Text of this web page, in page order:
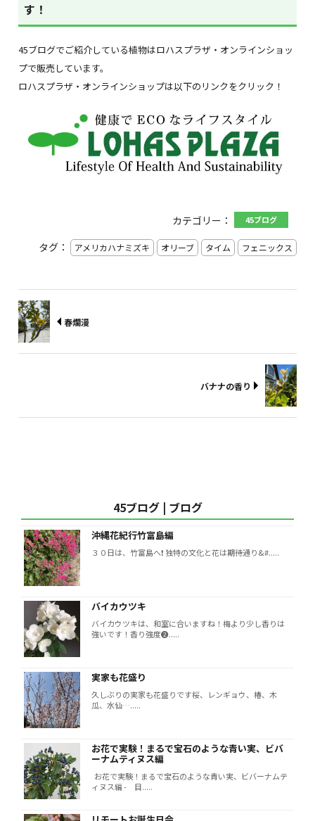
す！
45ブログでご紹介している植物はロハスプラザ・オンラインショッ
プで販売しています。
ロハスプラザ・オンラインショップは以下のリンクをクリック！
カテゴリー： 45ブログ
タグ： アメリカハナミズキ オリーブ タイム フェニックス
春爛漫
バナナの香り
45ブログ | ブログ
沖縄花紀行竹富島編
３０日は、竹富島へ❗️ 独特の文化と花は期待通り&#.....
バイカウツキ
バイカウツキは、和室に合いますね！梅より少し香りは
強いです！香り強度❷.....
実家も花盛り
久しぶりの実家も花盛りです桜、レンギョウ、椿、木
瓜、水仙….....
お花で実験！まるで宝石のような青い実、ビバ
ーナムティヌス編
お花で実験！まるで宝石のような青い実、ビバーナムテ
ィヌス編 - 目.....